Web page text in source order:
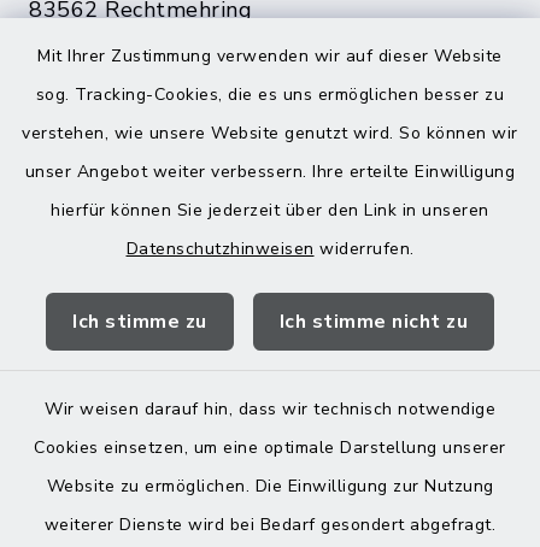
Mit Ihrer Zustimmung verwenden wir auf dieser Website
sog. Tracking-Cookies, die es uns ermöglichen besser zu
verstehen, wie unsere Website genutzt wird. So können wir
unser Angebot weiter verbessern. Ihre erteilte Einwilligung
hierfür können Sie jederzeit über den Link in unseren
Datenschutzhinweisen widerrufen.
Ich stimme zu Ich stimme nicht zu
Wir weisen darauf hin, dass wir technisch notwendige
Cookies einsetzen, um eine optimale Darstellung unserer
Website zu ermöglichen. Die Einwilligung zur Nutzung
weiterer Dienste wird bei Bedarf gesondert abgefragt.
83562 Rechtmehring
08076 499
08076 8595
poststelle@vg-maitenbeth.de
Quicklinks
Landratsamt Mühldorf
Kontakt